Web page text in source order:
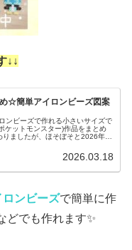
↓ ↓
☆簡単アイロンビーズ図案
ンビーズで作れる小さいサイズで
ケットモンスター)作品をまとめ
ましたが、ほそぼそと2026年も
2026.03.18
ンビーズで簡単に作
どでも作れます✨